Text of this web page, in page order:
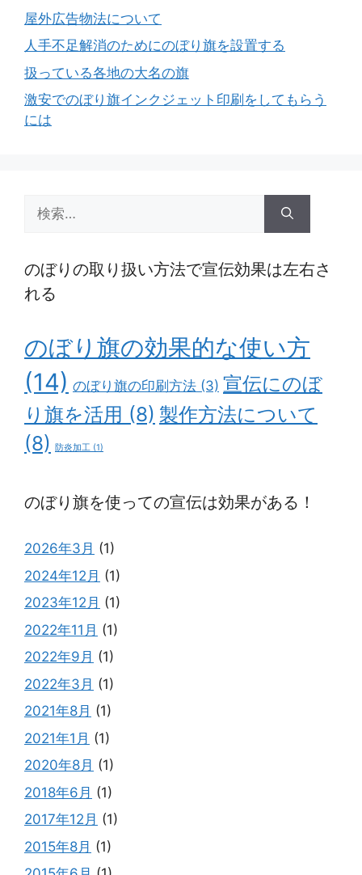
屋外広告物法について
人手不足解消のためにのぼり旗を設置する
扱っている各地の大名の旗
激安でのぼり旗インクジェット印刷をしてもらう
には
索:
のぼりの取り扱い方法で宣伝効果は左右さ
れる
のぼり旗の効果的な使い方
(14) のぼり旗の印刷方法 (3) 宣伝にのぼ
り旗を活用 (8) 製作方法について
(8) 防炎加工 (1)
のぼり旗を使っての宣伝は効果がある！
2026年3月 (1)
2024年12月 (1)
2023年12月 (1)
2022年11月 (1)
2022年9月 (1)
2022年3月 (1)
2021年8月 (1)
2021年1月 (1)
2020年8月 (1)
2018年6月 (1)
2017年12月 (1)
2015年8月 (1)